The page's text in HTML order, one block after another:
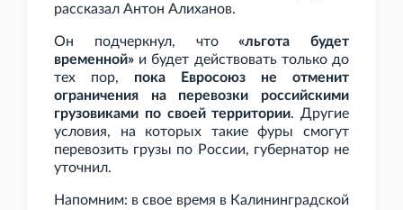
рассказал Антон Алиханов.
Он подчеркнул, что«льгота будет
временной» и будет действовать только до
тех пор, пока Евросоюз не отменит
ограничения на перевозки российскими
грузовиками по своей территории. Другие
условия, на которых такие фуры смогут
перевозить грузы по России, губернатор не
уточнил.
Напомним: в свое время в Калининградской